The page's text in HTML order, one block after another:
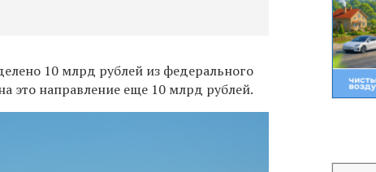
10 млрд рублей из федерального
это направление еще 10 млрд рублей.